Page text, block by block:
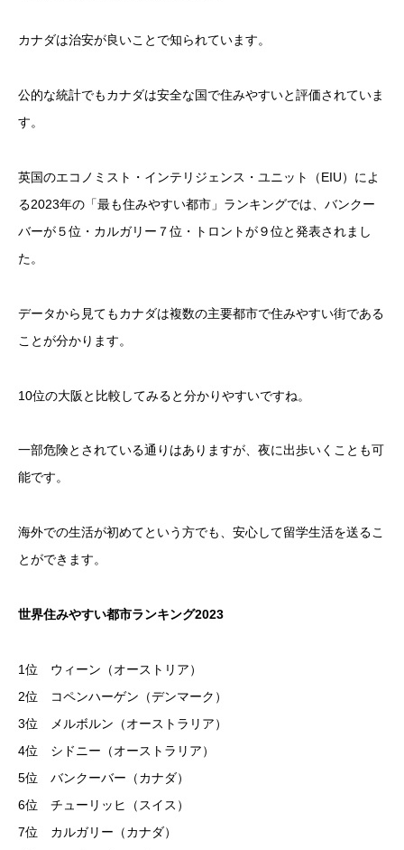
カナダは治安が良いことで知られています。
公的な統計でもカナダは安全な国で住みやすいと評価されていま
す。
英国のエコノミスト・インテリジェンス・ユニット（EIU）によ
る2023年の「最も住みやすい都市」ランキングでは、バンクー
バーが５位・カルガリー７位・トロントが９位と発表されまし
た。
データから見てもカナダは複数の主要都市で住みやすい街である
ことが分かります。
10位の大阪と比較してみると分かりやすいですね。
一部危険とされている通りはありますが、夜に出歩いくことも可
能です。
海外での生活が初めてという方でも、安心して留学生活を送るこ
とができます。
世界住みやすい都市ランキング2023
1位 ウィーン（オーストリア）
2位 コペンハーゲン（デンマーク）
3位 メルボルン（オーストラリア）
4位 シドニー（オーストラリア）
5位 バンクーバー（カナダ）
6位 チューリッヒ（スイス）
7位 カルガリー（カナダ）